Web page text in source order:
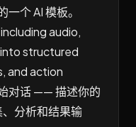
一个 AI 模板。
audio,
structured
and action
对话 —— 描述你的
分析和结果输